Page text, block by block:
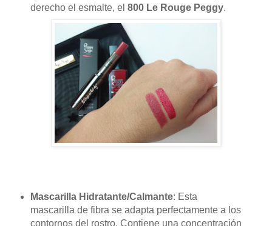
derecho el esmalte, el 800 Le Rouge Peggy.
Mascarilla Hidratante/Calmante: Esta
mascarilla de fibra se adapta perfectamente a los
contornos del rostro. Contiene una concentración